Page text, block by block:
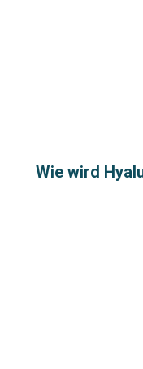
Wie wird